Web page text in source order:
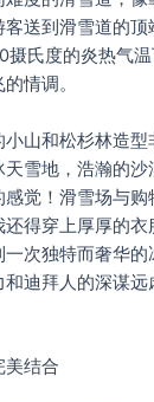
送到滑雪道的
摄氏度的炎热气
情调。
和松杉林造型
雪地，浩瀚的
觉！滑雪场与
得穿上厚厚的
次独特而奢华
迪拜人的深谋
结合